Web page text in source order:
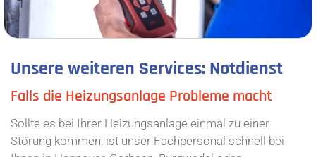
Unsere weiteren Services: Notdienst
Falls die Heizungsanlage Probleme macht
Sollte es bei Ihrer Heizungsanlage einmal zu einer
Störung kommen, ist unser Fachpersonal schnell bei